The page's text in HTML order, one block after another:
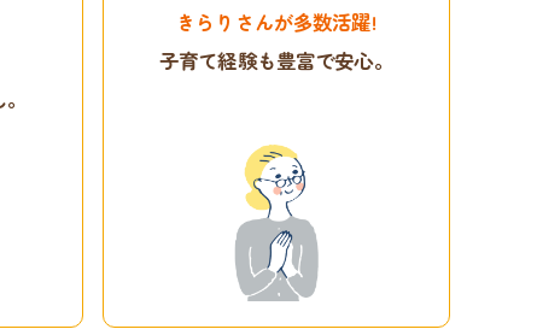
きらりさんが多数活躍!
子育て経験も豊富で安心。